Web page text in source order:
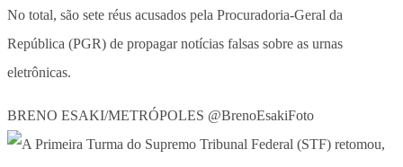
No total, são sete réus acusados pela Procuradoria-Geral da
República (PGR) de propagar notícias falsas sobre as urnas
eletrônicas.
BRENO ESAKI/METRÓPOLES @BrenoEsakiFoto